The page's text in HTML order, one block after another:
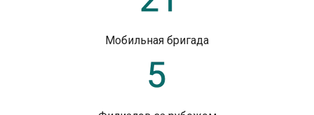
Мобильная бригада